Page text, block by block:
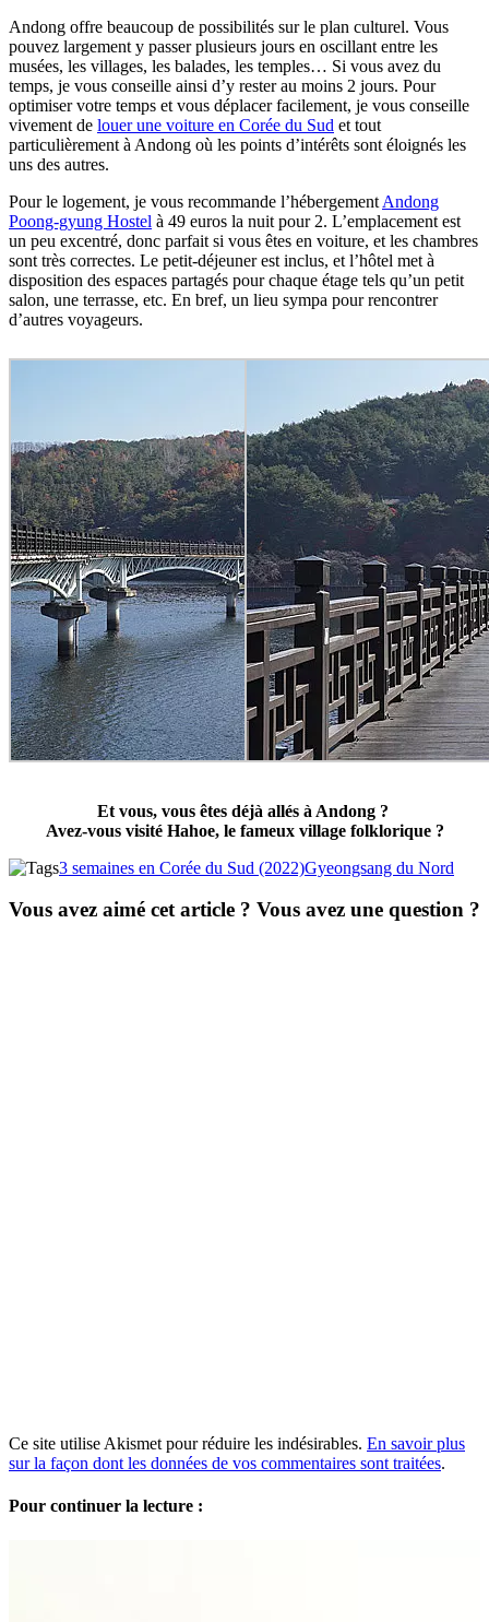
Andong offre beaucoup de possibilités sur le plan culturel. Vous
pouvez largement y passer plusieurs jours en oscillant entre les
musées, les villages, les balades, les temples… Si vous avez du
temps, je vous conseille ainsi d’y rester au moins 2 jours. Pour
optimiser votre temps et vous déplacer facilement, je vous conseille
vivement de louer une voiture en Corée du Sud et tout
particulièrement à Andong où les points d’intérêts sont éloignés les
uns des autres.
Pour le logement, je vous recommande l’hébergement Andong
Poong-gyung Hostel à 49 euros la nuit pour 2. L’emplacement est
un peu excentré, donc parfait si vous êtes en voiture, et les chambres
sont très correctes. Le petit-déjeuner est inclus, et l’hôtel met à
disposition des espaces partagés pour chaque étage tels qu’un petit
salon, une terrasse, etc. En bref, un lieu sympa pour rencontrer
d’autres voyageurs.
Et vous, vous êtes déjà allés à Andong ?
Avez-vous visité Hahoe, le fameux village folklorique ?
3 semaines en Corée du Sud (2022)Gyeongsang du Nord
Vous avez aimé cet article ? Vous avez une question ?
Ce site utilise Akismet pour réduire les indésirables. En savoir plus
sur la façon dont les données de vos commentaires sont traitées.
Pour continuer la lecture :